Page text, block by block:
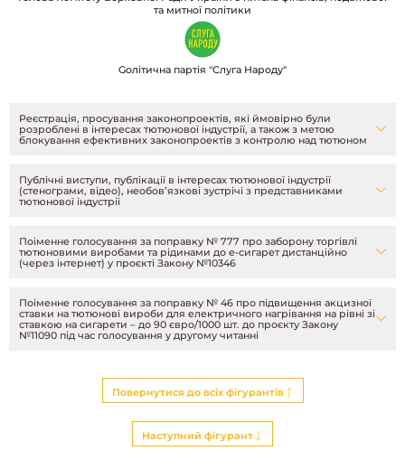
та митної політики
Gолітична партія "Слуга Народу"
Реєстрація, просування законопроектів, які ймовірно були
розроблені в інтересах тютюнової індустрії, а також з метою
блокування ефективних законопроектів з контролю над тютюном
Публічні виступи, публікації в інтересах тютюнової індустрії
(стенограми, відео), необовʼязкові зустрічі з представниками
тютюнової індустрії
Поіменне голосування за поправку № 777 про заборону торгівлі
тютюновими виробами та рідинами до е-сигарет дистанційно
(через інтернет) у проєкті Закону №10346
Поіменне голосування за поправку № 46 про підвищення акцизної
ставки на тютюнові вироби для електричного нагрівання на рівні зі
ставкою на сигарети – до 90 євро/1000 шт. до проєкту Закону
№11090 під час голосування у другому читанні
Повернутися до всіх фігурантів
Наступний фігурант